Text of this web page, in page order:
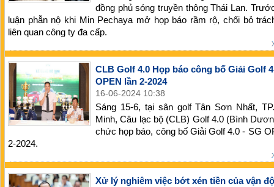
đồng phủ sóng truyền thông Thái Lan.
luận phẫn nộ khi Min Pechaya mở họp báo rầm rộ, chối bỏ
liên quan công ty đa cấp.
CLB Golf 4.0 Họp báo công bố Giải Golf
OPEN lần 2-2024
16-06-2024 10:38
Sáng 15-6, tại sân golf Tân Sơn Nhất,
Minh, Câu lạc bộ (CLB) Golf 4.0 (Bình
chức họp báo, công bố Giải Golf 4.0 - SG
2-2024.
Xử lý nghiêm việc bớt xén tiền của vận